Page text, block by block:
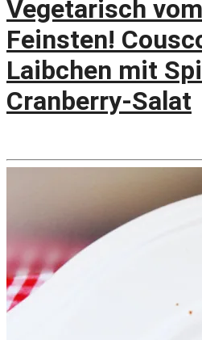
Vegetarisch vom
Feinsten!
Laibchen mit
Cranberry-Salat